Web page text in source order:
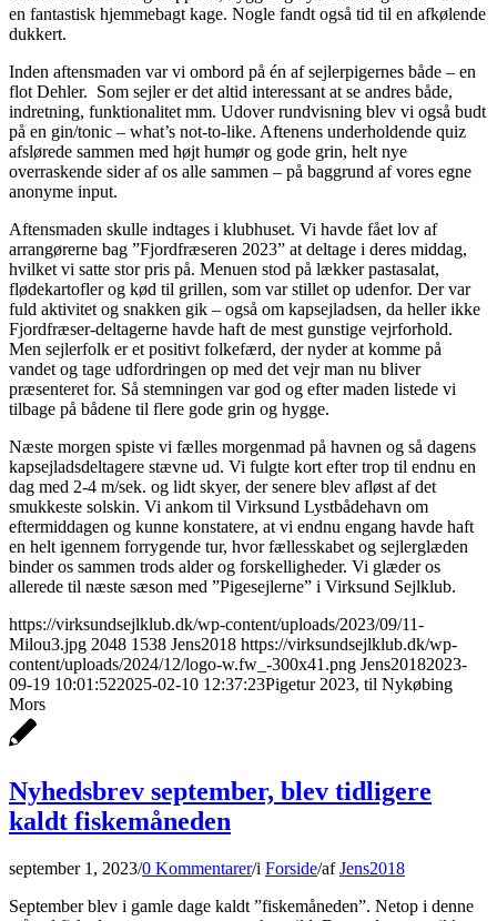
en fantastisk hjemmebagt kage. Nogle fandt også tid til en afkølende
dukkert.
Inden aftensmaden var vi ombord på én af sejlerpigernes både – en
flot Dehler. Som sejler er det altid interessant at se andres både,
indretning, funktionalitet mm. Udover rundvisning blev vi også budt
på en gin/tonic – what’s not-to-like. Aftenens underholdende quiz
afslørede sammen med højt humør og gode grin, helt nye
overraskende sider af os alle sammen – på baggrund af vores egne
anonyme input.
Aftensmaden skulle indtages i klubhuset. Vi havde fået lov af
arrangørerne bag ”Fjordfræseren 2023” at deltage i deres middag,
hvilket vi satte stor pris på. Menuen stod på lækker pastasalat,
flødekartofler og kød til grillen, som var stillet op udenfor. Der var
fuld aktivitet og snakken gik – også om kapsejladsen, da heller ikke
Fjordfræser-deltagerne havde haft de mest gunstige vejrforhold.
Men sejlerfolk er et positivt folkefærd, der nyder at komme på
vandet og tage udfordringen op med det vejr man nu bliver
præsenteret for. Så stemningen var god og efter maden listede vi
tilbage på bådene til flere gode grin og hygge.
Næste morgen spiste vi fælles morgenmad på havnen og så dagens
kapsejladsdeltagere stævne ud. Vi fulgte kort efter trop til endnu en
dag med 2-4 m/sek. og lidt skyer, der senere blev afløst af det
smukkeste solskin. Vi ankom til Virksund Lystbådehavn om
eftermiddagen og kunne konstatere, at vi endnu engang havde haft
en helt igennem forrygende tur, hvor fællesskabet og sejlerglæden
binder os sammen trods alder og forskelligheder. Vi glæder os
allerede til næste sæson med ”Pigesejlerne” i Virksund Sejlklub.
https://virksundsejlklub.dk/wp-content/uploads/2023/09/11-
Milou3.jpg 2048 1538 Jens2018 https://virksundsejlklub.dk/wp-
content/uploads/2024/12/logo-w.fw_-300x41.png Jens20182023-
09-19 10:01:522025-02-10 12:37:23Pigetur 2023, til Nykøbing
Mors
Nyhedsbrev september, blev tidligere
kaldt fiskemåneden
september 1, 2023/0 Kommentarer/i Forside/afJens2018
September blev i gamle dage kaldt ”fiskemåneden”. Netop i denne